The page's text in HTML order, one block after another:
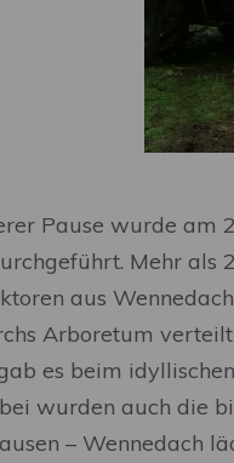
Pause wurde am
Mehr als
aus
Arboretum
es beim
wurden auch die
– Wennedach